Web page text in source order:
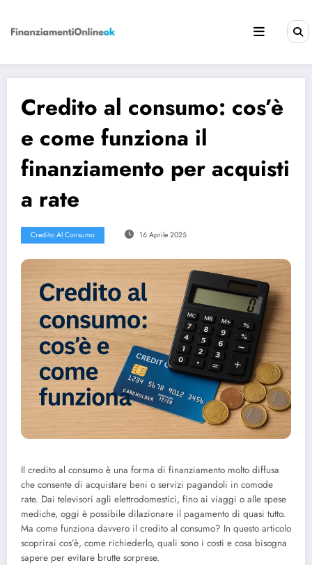
contenuto
Credito al consumo: cos’è
e come funziona il
finanziamento per acquisti
a rate
Credito Al Consumo 16 Aprile 2025
Il credito al consumo è una forma di finanziamento molto diffusa
che consente di acquistare beni o servizi pagandoli in comode
rate. Dai televisori agli elettrodomestici, fino ai viaggi o alle spese
mediche, oggi è possibile dilazionare il pagamento di quasi tutto.
Ma come funziona davvero il credito al consumo? In questo articolo
scoprirai cos’è, come richiederlo, quali sono i costi e cosa bisogna
sapere per evitare brutte sorprese.